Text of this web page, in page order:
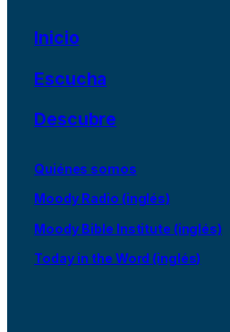
Inicio
Escucha
Descubre
Quiénes somos
Moody Radio (inglés)
Moody Bible Institute (inglés)
Today in the Word (inglés)